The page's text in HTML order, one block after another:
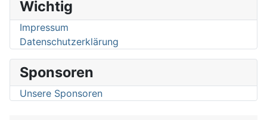
Wichtig
Impressum
Datenschutzerklärung
Sponsoren
Unsere Sponsoren